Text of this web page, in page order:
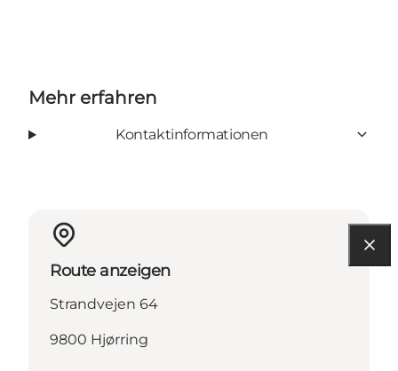
Mehr erfahren
Kontaktinformationen
Route anzeigen
Strandvejen 64
9800 Hjørring